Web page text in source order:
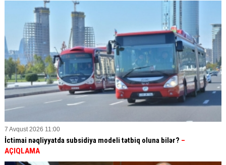
7 Avqust 2026 11:00
İctimai nəqliyyatda subsidiya modeli tətbiq oluna bilər? –
AÇIQLAMA